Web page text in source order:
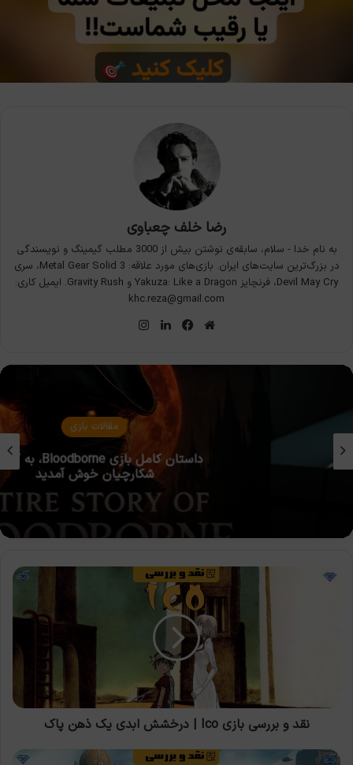
رضا خلف چعباوی
به نام خدا - سلام، سابقه‌ی نوشتن بیش از 3000 مطلب گیمینگ و نویسندگی
در بزرگ‌ترین سایت‌های ایران. بازی‌های مورد علاقه: Metal Gear Solid 3، سری
Devil May Cry، فرنچایز Yakuza: Like a Dragon و Gravity Rush. ایمیل کاری:
khc.reza@gmail.com
وبسایت
فیس
لینکدین
مقالات بازی
داستان کامل بازی Bloodborne، به کابوس
شکارچیان خوش آمدید
نقد
یک
نقد و بررسی بازی Ico | درخشش ابدی یک ذهن پاک
نقد